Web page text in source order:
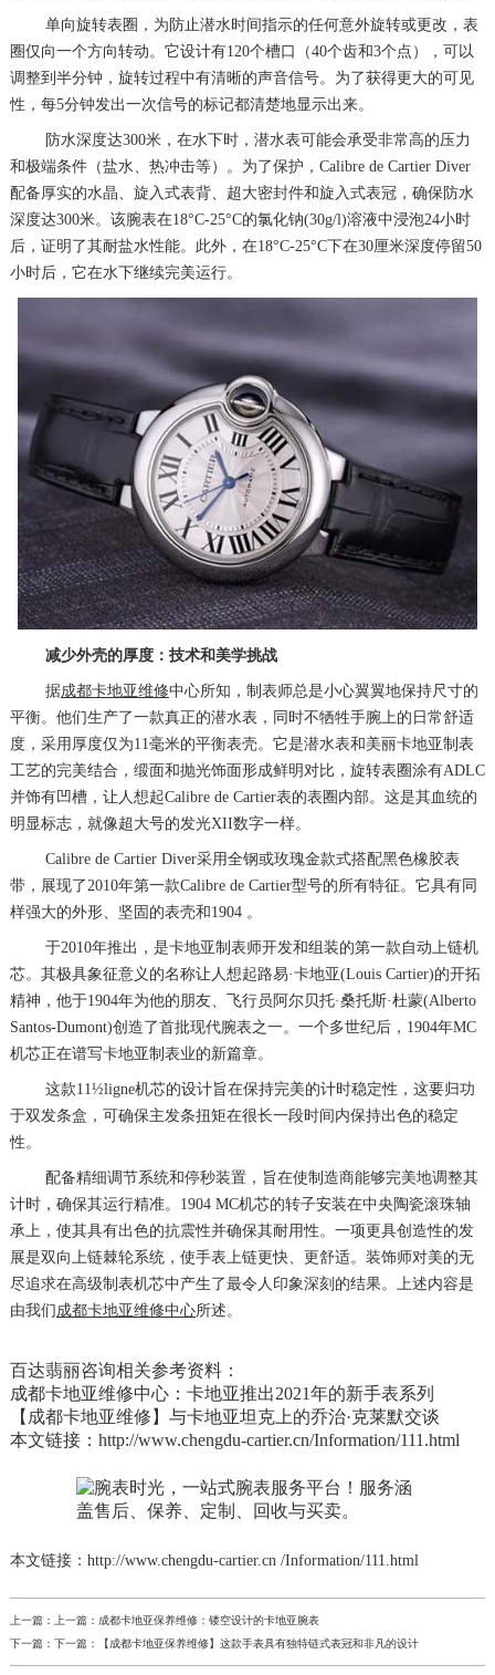
单向旋转表圈，为防止潜水时间指示的任何意外旋转或更改，表
圈仅向一个方向转动。它设计有120个槽口（40个齿和3个点），可以
调整到半分钟，旋转过程中有清晰的声音信号。为了获得更大的可见
性，每5分钟发出一次信号的标记都清楚地显示出来。
防水深度达300米，在水下时，潜水表可能会承受非常高的压力
和极端条件（盐水、热冲击等）。为了保护，Calibre de Cartier Diver
配备厚实的水晶、旋入式表背、超大密封件和旋入式表冠，确保防水
深度达300米。该腕表在18°C-25°C的氯化钠(30g/l)溶液中浸泡24小时
后，证明了其耐盐水性能。此外，在18°C-25°C下在30厘米深度停留50
小时后，它在水下继续完美运行。
减少外壳的厚度：技术和美学挑战
据成都卡地亚维修中心所知，制表师总是小心翼翼地保持尺寸的
平衡。他们生产了一款真正的潜水表，同时不牺牲手腕上的日常舒适
度，采用厚度仅为11毫米的平衡表壳。它是潜水表和美丽卡地亚制表
工艺的完美结合，缎面和抛光饰面形成鲜明对比，旋转表圈涂有ADLC
并饰有凹槽，让人想起Calibre de Cartier表的表圈内部。这是其血统的
明显标志，就像超大号的发光XII数字一样。
Calibre de Cartier Diver采用全钢或玫瑰金款式搭配黑色橡胶表
带，展现了2010年第一款Calibre de Cartier型号的所有特征。它具有同
样强大的外形、坚固的表壳和1904 。
于2010年推出，是卡地亚制表师开发和组装的第一款自动上链机
芯。其极具象征意义的名称让人想起路易·卡地亚(Louis Cartier)的开拓
精神，他于1904年为他的朋友、飞行员阿尔贝托·桑托斯·杜蒙(Alberto
Santos-Dumont)创造了首批现代腕表之一。一个多世纪后，1904年MC
机芯正在谱写卡地亚制表业的新篇章。
这款11½ligne机芯的设计旨在保持完美的计时稳定性，这要归功
于双发条盒，可确保主发条扭矩在很长一段时间内保持出色的稳定
性。
配备精细调节系统和停秒装置，旨在使制造商能够完美地调整其
计时，确保其运行精准。1904 MC机芯的转子安装在中央陶瓷滚珠轴
承上，使其具有出色的抗震性并确保其耐用性。一项更具创造性的发
展是双向上链棘轮系统，使手表上链更快、更舒适。装饰师对美的无
尽追求在高级制表机芯中产生了最令人印象深刻的结果。上述内容是
由我们 成都卡地亚维修中心所述。
百达翡丽咨询相关参考资料：
成都卡地亚维修中心：卡地亚推出2021年的新手表系列
【成都卡地亚维修】与卡地亚坦克上的乔治·克莱默交谈
本文链接：http://www.chengdu-cartier.cn/Information/111.html
本文链接：http://www.chengdu-cartier.cn /Information/111.html
上一篇：上一篇： 成都卡地亚保养维修：镂空设计的卡地亚腕表
下一篇：下一篇：
【成都卡地亚保养维修】这款手表具有独特链式表冠和非凡的设计